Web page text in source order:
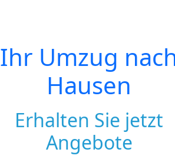
Ihr Umzug
Hausen
Erhalten Sie jetzt
Angebote